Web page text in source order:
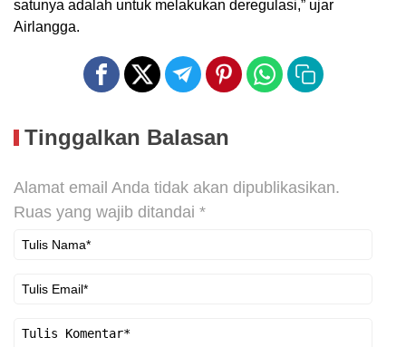
satunya adalah untuk melakukan deregulasi,” ujar
Airlangga.
Tinggalkan Balasan
Alamat email Anda tidak akan dipublikasikan.
Ruas yang wajib ditandai *